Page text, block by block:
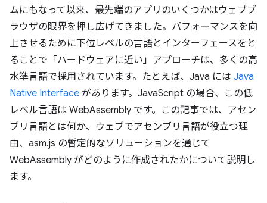
ムにもなって以来、最先端のアプリのいくつかはウェブブ
ラウザの限界を押し広げてきました。パフォーマンスを向
上させるために下位レベルの言語とインターフェースをと
ることで「ハードウェアに近い」アプローチは、多くの高
水準言語で採用されています。たとえば、Java には Java
Native Interface があります。JavaScript の場合、この低
レベル言語は WebAssembly です。この記事では、アセン
ブリ言語とは何か、ウェブでアセンブリ言語が役立つ理
由、asm.js の暫定的なソリューションを通じて
WebAssembly がどのように作成されたかについて説明し
ます。